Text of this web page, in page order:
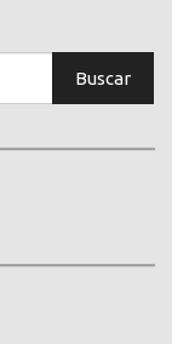
Buscar